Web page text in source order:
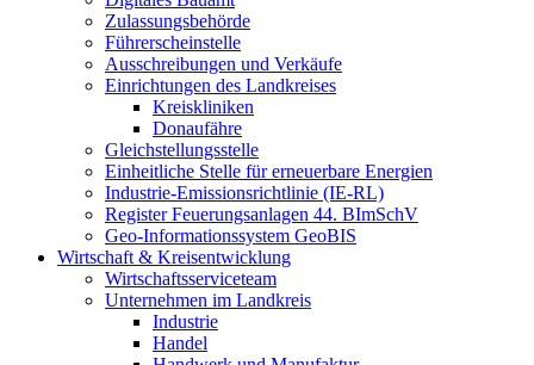
Zulassungsbehörde
Führerscheinstelle
Ausschreibungen und Verkäufe
Einrichtungen des Landkreises
Kreiskliniken
Donaufähre
Gleichstellungsstelle
Einheitliche Stelle für erneuerbare Energien
Industrie-Emissionsrichtlinie (IE-RL)
Register Feuerungsanlagen 44. BImSchV
Geo-Informationssystem GeoBIS
Wirtschaft & Kreisentwicklung
Wirtschaftsserviceteam
Unternehmen im Landkreis
Industrie
Handel